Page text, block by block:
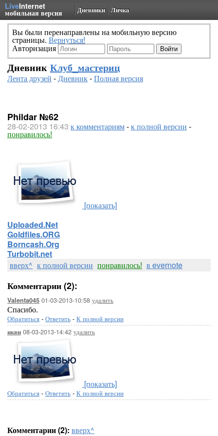
LiveInternet
мобильная версия Дневники Личка
Вы были перенаправлены на мобильную версию
страницы. Вернуться!
Авторизация
Дневник Клуб_мастериц
Лента друзей -Дневник-Полная версия
Phildar №62
28-02-2013 16:43 к комментариям-к полной версии -
понравилось!
[показать]
Uploaded.Net
Goldfiles.ORG
Borncash.Org
Turbobit.net
вверх^ к полной версии понравилось! в evernote
Комментарии (2):
Valenta045 01-03-2013-10:58 удалить
Спасибо.
Обратиться - Ответить - К полной версии
икви 08-03-2013-14:42 удалить
[показать]
Обратиться - Ответить - К полной версии
Комментарии (2): вверх^